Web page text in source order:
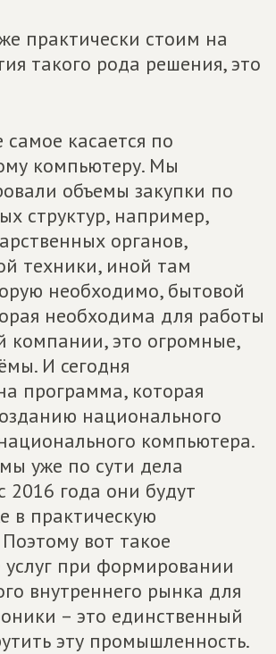
практически стоим на
такого рода решения, это
самое касается по
компьютеру. Мы
объемы закупки по
структур, например,
органов,
техники, иной там
необходимо, бытовой
необходима для работы
компании, это огромные,
И сегодня
программа, которая
национального
компьютера.
уже по сути дела
2016 года они будут
в практическую
вот такое
услуг при формировании
внутреннего рынка для
– это единственный
эту промышленность.